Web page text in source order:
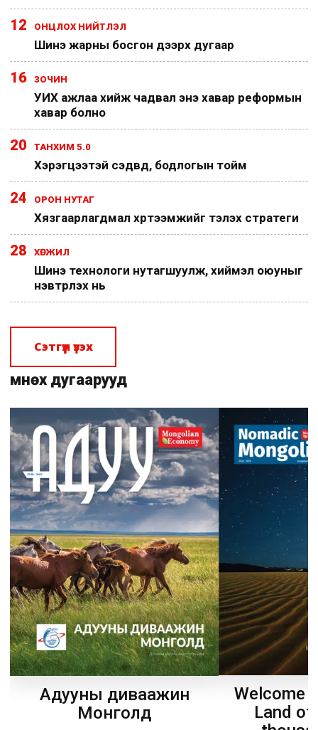
12 ОНЦЛОХ НИЙТЛЭЛ
Шинэ жарны босгон дээрх дугаар
16 ЗОЧИН
УИХ ажлаа хийж чадвал энэ хавар реформын
хавар болно
20 ТАНХИМ 5.0
Хэрэгцээтэй сэдвүүд, бодлогын тойм
24 ОРОН НУТАГ
Хязгаарлагдмал хүртээмжийг тэлэх стратеги
28 ХӨГЖИЛ
Шинэ технологи нутагшуулж, хиймэл оюуныг
нэвтрүүлэх нь
Сэтгүүл үзэх
Өмнөх дугаарууд
Адууны диваажин
Монголд
Welcome
Land of